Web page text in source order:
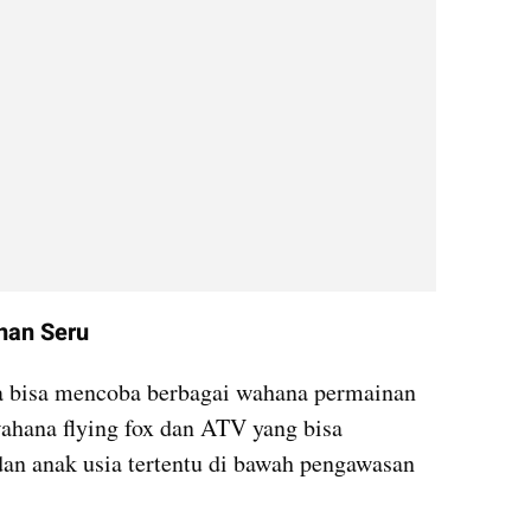
Seru
mencoba berbagai wahana permainan
flying fox dan ATV yang bisa
anak usia tertentu di bawah pengawasan